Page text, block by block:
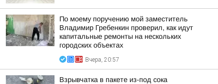
По моему поручению мой заместитель
Владимир Гребенкин проверил, как идут
капитальные ремонты на нескольких
городских объектах
Вчера, 20:57
Взрывчатка в пакете из-под сока